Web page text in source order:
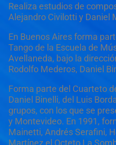
Realiza estudios de
Alejandro Civilotti y Daniel
En Buenos Aires forma
Tango de la Escuela de
Avellaneda, bajo la
Rodolfo Mederos, Daniel
Forma parte del Cuarteto
Daniel Binelli, del Luis
grupos, con los que se
y Montevideo. En 1991,
Mainetti, Andrés Serafini,
Martínez el Octeto La